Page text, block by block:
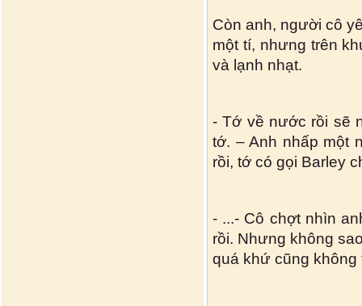
Còn anh, người cô
một tí, nhưng trên
và lạnh nhạt.
- Tớ về nước rồi sẽ
tớ. – Anh nhấp một
rồi, tớ có gọi Barley
- ...- Cô chợt nhìn
rồi. Nhưng không
quá khứ cũng không